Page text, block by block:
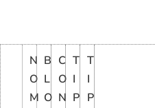
N
O
M
B
L
O
C
O
N
T
I
P
T
I
P